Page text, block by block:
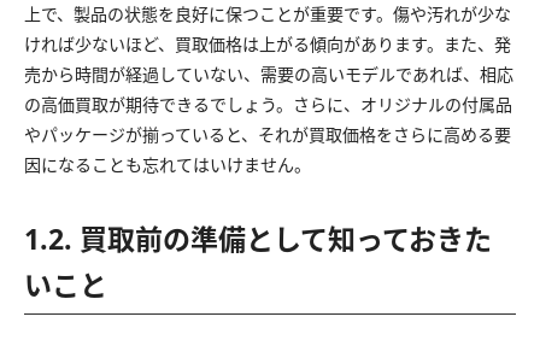
上で、製品の状態を良好に保つことが重要です。傷や汚れが少な
ければ少ないほど、買取価格は上がる傾向があります。また、発
売から時間が経過していない、需要の高いモデルであれば、相応
の高価買取が期待できるでしょう。さらに、オリジナルの付属品
やパッケージが揃っていると、それが買取価格をさらに高める要
因になることも忘れてはいけません。
1.2. 買取前の準備として知っておきた
いこと